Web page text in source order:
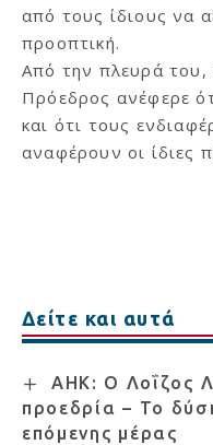
από τους ίδιους να
προοπτική.
Από την πλευρά του,
Πρόεδρος ανέφερε
και ότι τους
αναφέρουν οι ίδιες
Δείτε και αυτά
ΑΗΚ: Ο Λοΐζος
προεδρία – Το
επόμενης μέρας